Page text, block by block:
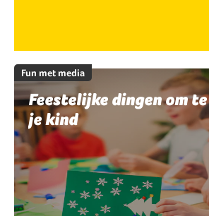
Fun met media
Feestelijke dingen om
je kind